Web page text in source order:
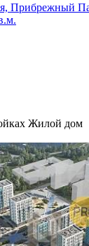
Прибрежный
Жилой дом